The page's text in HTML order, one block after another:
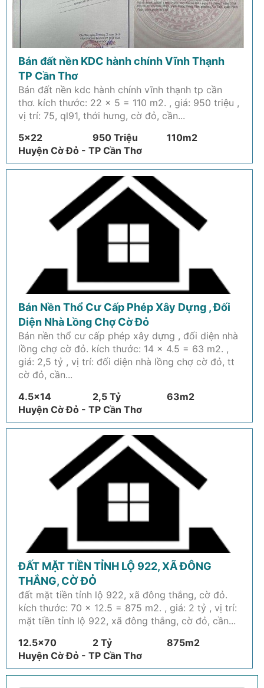
Bán đất nền KDC hành chính Vĩnh Thạnh
TP Cần Thơ
Bán đất nền kdc hành chính vĩnh thạnh tp cần
thơ. kích thước: 22 x 5 = 110 m2. , giá: 950 triệu ,
vị trí: 75, ql91, thới hưng, cờ đỏ, cần...
5x22
950 Triệu
110m2
Huyện Cờ Đỏ - TP Cần Thơ
Bán Nền Thổ Cư Cấp Phép Xây Dựng , Đối
Diện Nhà Lồng Chợ Cờ Đỏ
Bán nền thổ cư cấp phép xây dựng , đối diện nhà
lồng chợ cờ đỏ. kích thước: 14 x 4.5 = 63 m2. ,
giá: 2,5 tỷ , vị trí: đối diện nhà lồng chợ cờ đỏ, tt
cờ đỏ, cần...
4.5x14
2,5 Tỷ
63m2
Huyện Cờ Đỏ - TP Cần Thơ
ĐẤT MẶT TIỀN TỈNH LỘ 922, XÃ ĐÔNG
THẮNG, CỜ ĐỎ
đất mặt tiền tỉnh lộ 922, xã đông thắng, cờ đỏ.
kích thước: 70 x 12.5 = 875 m2. , giá: 2 tỷ , vị trí:
mặt tiền tỉnh lộ 922, xã đông thắng, cờ đỏ, cần...
12.5x70
2 Tỷ
875m2
Huyện Cờ Đỏ - TP Cần Thơ